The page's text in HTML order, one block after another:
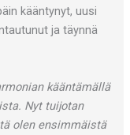
kääntynyt, uusi
ja täynnä
kääntämällä
Nyt tuijotan
olen ensimmäistä